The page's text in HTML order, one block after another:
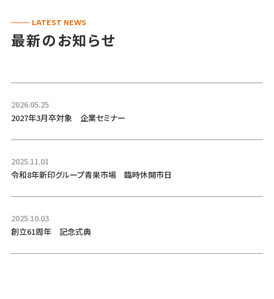
LATEST NEWS
最新のお知らせ
2026.05.25
2027年3月卒対象 企業セミナー
2025.11.01
令和8年新印グループ青果市場 臨時休開市日
2025.10.03
創立61周年 記念式典